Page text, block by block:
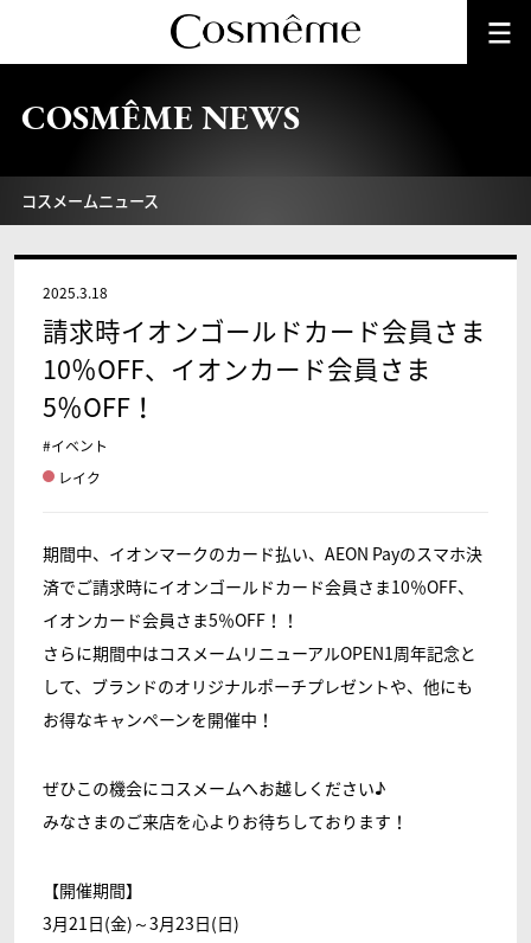
COSMÊME NEWS
コスメームニュース
2025.3.18
請求時イオンゴールドカード会員さま
10％OFF、イオンカード会員さま
5％OFF！
#イベント
レイク
期間中、イオンマークのカード払い、AEON Payのスマホ決
済でご請求時にイオンゴールドカード会員さま10％OFF、
イオンカード会員さま5％OFF！！
さらに期間中はコスメームリニューアルOPEN1周年記念と
して、ブランドのオリジナルポーチプレゼントや、他にも
お得なキャンペーンを開催中！
ぜひこの機会にコスメームへお越しください♪
みなさまのご来店を心よりお待ちしております！
【開催期間】
3月21日(金)～3月23日(日)